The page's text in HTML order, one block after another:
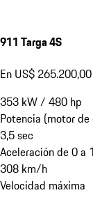
911 Targa 4S
En US$ 265.200,00
353 kW/ 480 hp
Potencia (motor
3,5sec
Aceleración de 0 a
308 km/h
Velocidad máxima